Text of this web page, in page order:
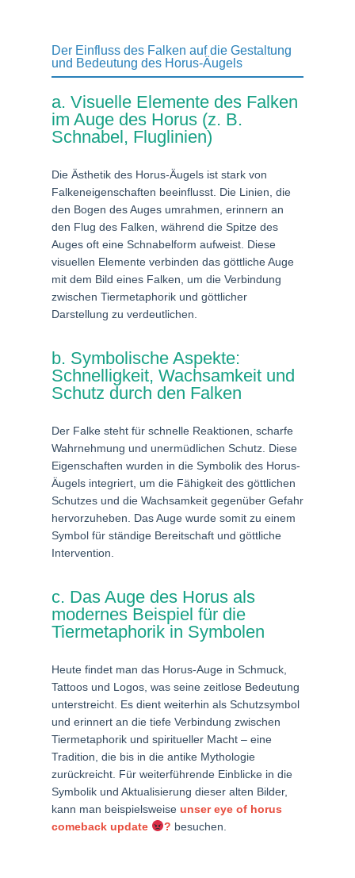
Der Einfluss des Falken auf die Gestaltung
und Bedeutung des Horus-Äugels
a. Visuelle Elemente des Falken
im Auge des Horus (z. B.
Schnabel, Fluglinien)
Die Ästhetik des Horus-Äugels ist stark von
Falkeneigenschaften beeinflusst. Die Linien, die
den Bogen des Auges umrahmen, erinnern an
den Flug des Falken, während die Spitze des
Auges oft eine Schnabelform aufweist. Diese
visuellen Elemente verbinden das göttliche Auge
mit dem Bild eines Falken, um die Verbindung
zwischen Tiermetaphorik und göttlicher
Darstellung zu verdeutlichen.
b. Symbolische Aspekte:
Schnelligkeit, Wachsamkeit und
Schutz durch den Falken
Der Falke steht für schnelle Reaktionen, scharfe
Wahrnehmung und unermüdlichen Schutz. Diese
Eigenschaften wurden in die Symbolik des Horus-
Äugels integriert, um die Fähigkeit des göttlichen
Schutzes und die Wachsamkeit gegenüber Gefahr
hervorzuheben. Das Auge wurde somit zu einem
Symbol für ständige Bereitschaft und göttliche
Intervention.
c. Das Auge des Horus als
modernes Beispiel für die
Tiermetaphorik in Symbolen
Heute findet man das Horus-Auge in Schmuck,
Tattoos und Logos, was seine zeitlose Bedeutung
unterstreicht. Es dient weiterhin als Schutzsymbol
und erinnert an die tiefe Verbindung zwischen
Tiermetaphorik und spiritueller Macht – eine
Tradition, die bis in die antike Mythologie
zurückreicht. Für weiterführende Einblicke in die
Symbolik und Aktualisierung dieser alten Bilder,
kann man beispielsweise unser eye of horus
comeback update
? besuchen.